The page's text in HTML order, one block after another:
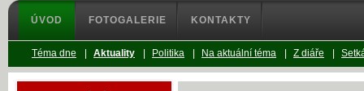
ÚVOD FOTOGALERIE KONTAKTY
Téma dne Aktuality Politika Na aktuální téma Z diáře